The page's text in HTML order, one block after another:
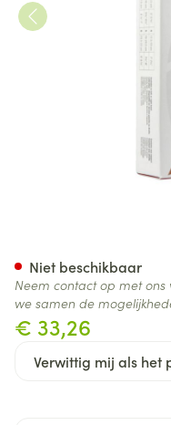
€ 33,26
Verwittig mij als het
Niet beschikbaar
Neem contact op met
we samen de